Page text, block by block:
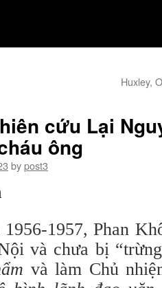
Huxley,
cứu Lại
ông
bypost3
1957, Phan
và chưa bị
và làm Chủ